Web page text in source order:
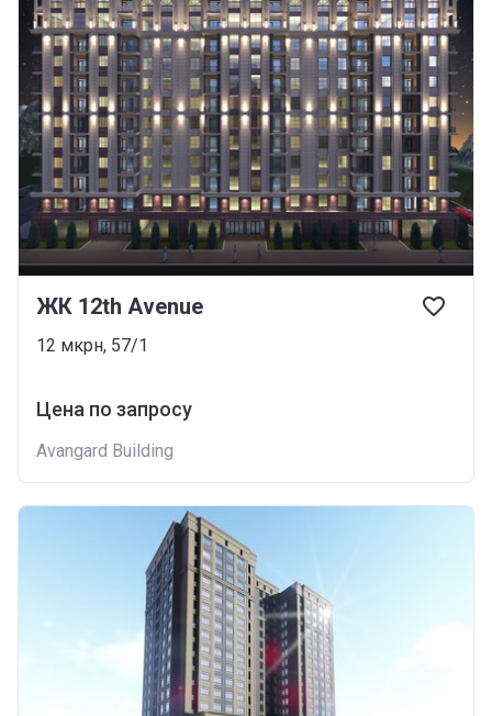
ЖК 12th Аvenue
12 мкрн, 57/1
Цена по запросу
Avangard Building